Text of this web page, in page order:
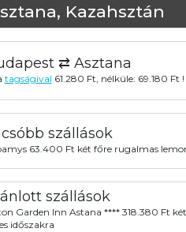
Kazahsztán
⇄ Asztana
tagságival 61.280 Ft, nélküle: 69.180 Ft !
szállások
63.400 Ft két főre rugalmas
szállások
Garden Inn Astana **** 318.380 Ft
időszakra